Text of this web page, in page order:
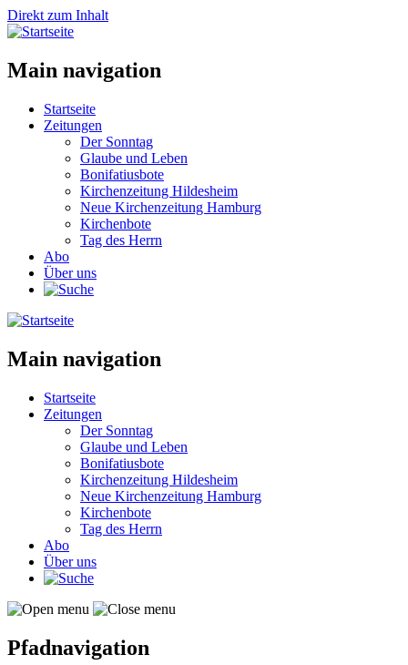
Direkt zum Inhalt
Main navigation
Startseite
Zeitungen
Der Sonntag
Glaube und Leben
Bonifatiusbote
Kirchenzeitung Hildesheim
Neue Kirchenzeitung Hamburg
Kirchenbote
Tag des Herrn
Abo
Über uns
Main navigation
Startseite
Zeitungen
Der Sonntag
Glaube und Leben
Bonifatiusbote
Kirchenzeitung Hildesheim
Neue Kirchenzeitung Hamburg
Kirchenbote
Tag des Herrn
Abo
Über uns
Pfadnavigation